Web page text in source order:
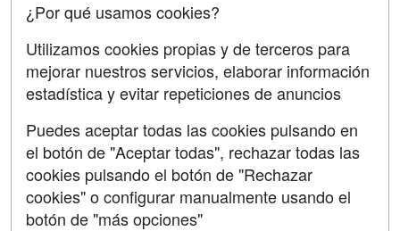
Contactar
Confidencialidad
Copyleft
SÍGUENOS EN:
¿Por qué usamos cookies?
Utilizamos cookies propias y de terceros para
mejorar nuestros servicios, elaborar información
estadística y evitar repeticiones de anuncios
Puedes aceptar todas las cookies pulsando en
el botón de "Aceptar todas", rechazar todas las
cookies pulsando el botón de "Rechazar
cookies" o configurar manualmente usando el
botón de "más opciones"